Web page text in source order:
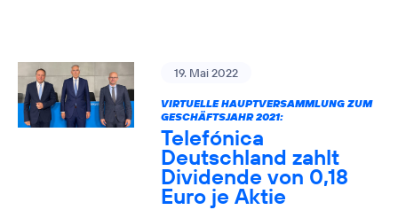
19. Mai 2022
VIRTUELLE HAUPTVERSAMMLUNG ZUM
GESCHÄFTSJAHR 2021:
Telefónica
Deutschland zahlt
Dividende von 0,18
Euro je Aktie